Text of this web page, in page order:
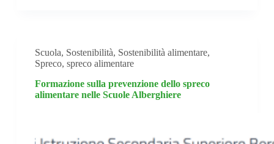
Scuola, Sostenibilità, Sostenibilità alimentare,
Spreco, spreco alimentare
Formazione sulla prevenzione dello spreco
alimentare nelle Scuole Alberghiere